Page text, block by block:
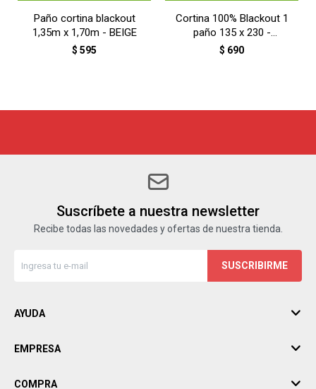
Paño cortina blackout
1,35m x 1,70m - BEIGE
$ 595
Cortina 100% Blackout 1
paño 135 x 230 -
BLANCO
$ 690
Suscríbete a nuestra newsletter
Recibe todas las novedades y ofertas de nuestra tienda.
SUSCRIBIRME
AYUDA
EMPRESA
COMPRA